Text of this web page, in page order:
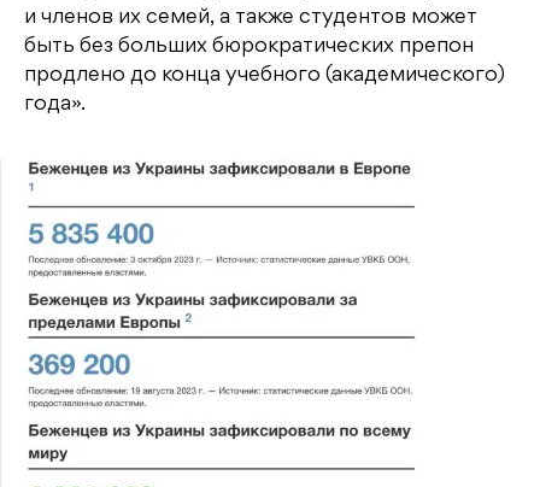
и членов их семей, а также студентов может
быть без больших бюрократических препон
продлено до конца учебного (академического)
года».